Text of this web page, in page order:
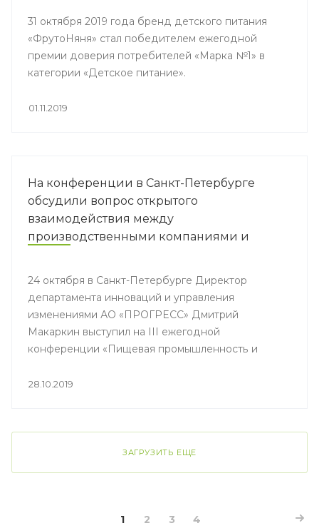
31 октября 2019 года бренд детского питания
«ФрутоНяня» стал победителем ежегодной
премии доверия потребителей «Марка №1» в
категории «Детское питание».
01.11.2019
На конференции в Санкт-Петербурге
обсудили вопрос открытого
взаимодействия между
производственными компаниями и
24 октября в Санкт-Петербурге Директор
департамента инноваций и управления
изменениями АО «ПРОГРЕСС» Дмитрий
Макаркин выступил на III ежегодной
конференции «Пищевая промышленность и
28.10.2019
ЗАГРУЗИТЬ ЕЩЕ
1 2 3 4